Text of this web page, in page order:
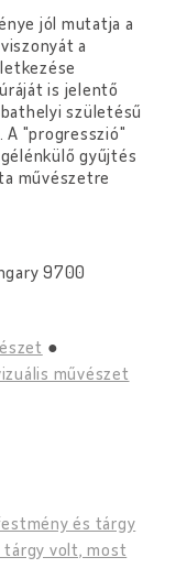
jól mutatja a
a
is jelentő
születésű
A "progresszió"
gyűjtés
művészetre
9700
művészet
és tárgy
tárgy volt, most